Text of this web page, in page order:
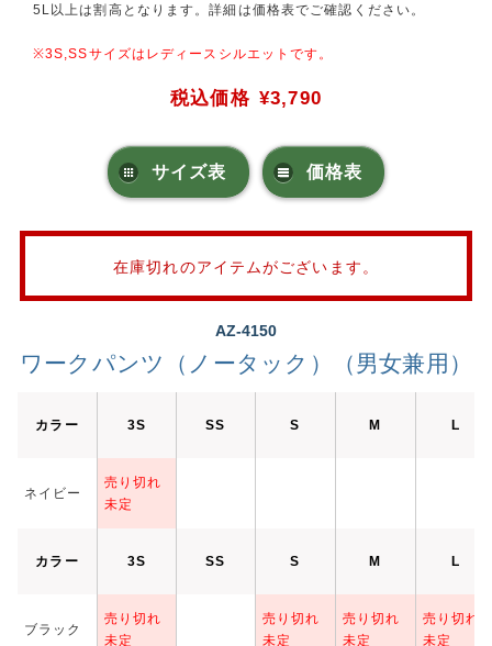
5L以上は割高となります。詳細は価格表でご確認ください。
※3S,SSサイズはレディースシルエットです。
税込価格 ¥3,790
サイズ表 価格表
在庫切れのアイテムがございます。
AZ-4150
ワークパンツ（ノータック）（男女兼用）
カラー 3S SS S M L
ネイビー
売り切れ
未定
カラー 3S SS S M L
ブラック
売り切れ
未定
売り切れ
未定
売り切れ
未定
売り切れ
未定